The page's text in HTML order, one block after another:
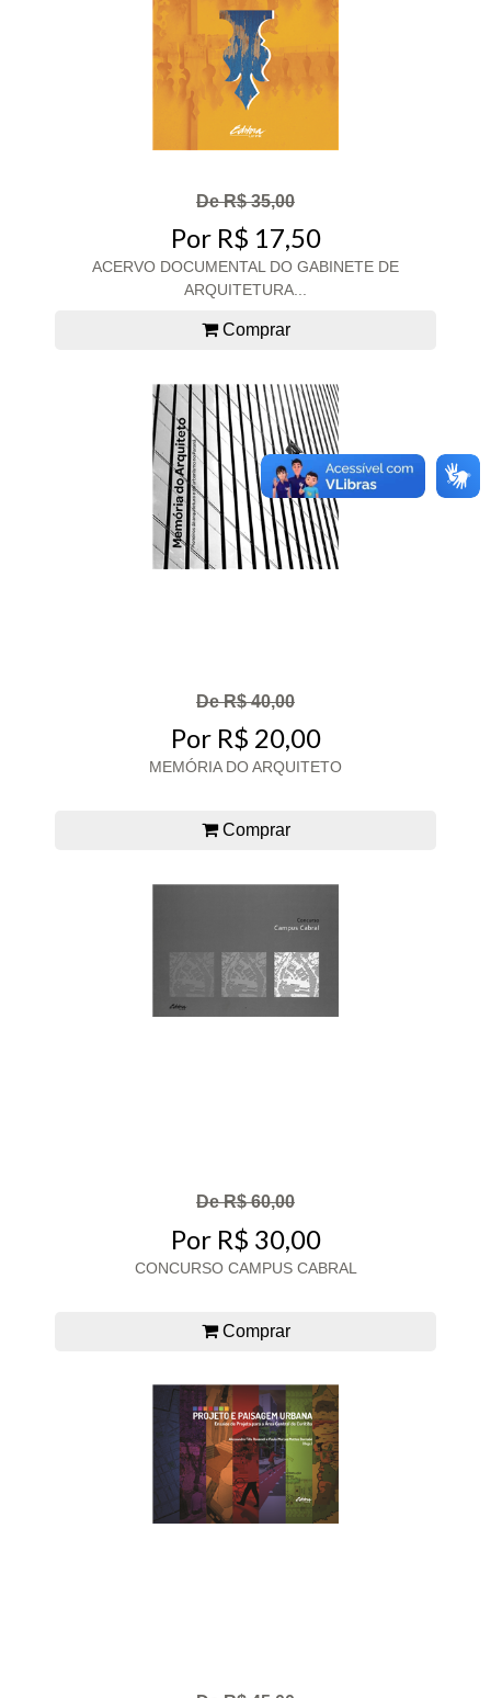
De R$ 35,00
Por R$ 17,50
ACERVO DOCUMENTAL DO GABINETE DE
ARQUITETURA...
Comprar
De R$ 40,00
Por R$ 20,00
MEMÓRIA DO ARQUITETO
Comprar
De R$ 60,00
Por R$ 30,00
CONCURSO CAMPUS CABRAL
Comprar